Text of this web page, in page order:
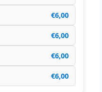
€6,00
€6,00
€6,00
€6,00